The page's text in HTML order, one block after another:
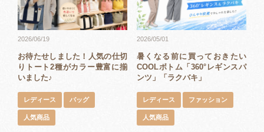
お待たせしました！人気の仕切
りトート2種がカラー豊富に揃
いました♪
2026/06/19
レディース バッグ
人気商品
暑くなる前に買っておきたい
COOLボトム「360°レギンスパ
ンツ」「ラクバキ」
2026/05/01
レディース ファッション
人気商品